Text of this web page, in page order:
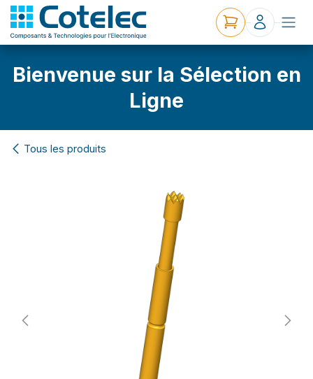
Bienvenue sur la Sélection en
Ligne
Tous les produits